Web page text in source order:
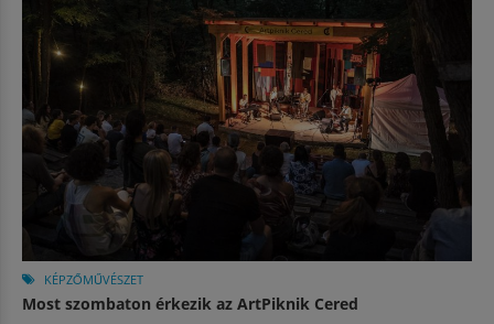
KÉPZŐMŰVÉSZET
Most szombaton érkezik az ArtPiknik Cered